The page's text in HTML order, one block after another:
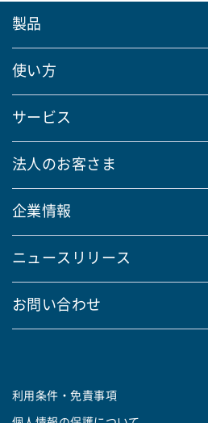
製品
使い方
サービス
法人のお客さま
企業情報
ニュースリリース
お問い合わせ
利用条件・免責事項